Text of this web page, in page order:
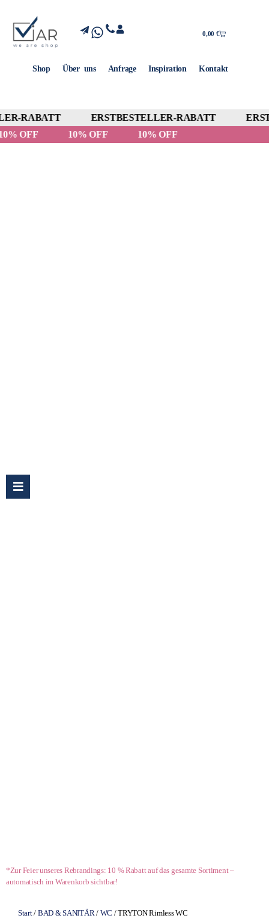
0,00 €
Shop Über uns Anfrage Inspiration Kontakt
RABATT ERSTBESTELLER-RABATT
10% OFF
10% OFF 10% OFF
*Zur Feier unseres Rebrandings: 10 % Rabatt auf das gesamte Sortiment –
automatisch im Warenkorb sichtbar!
Start/ BAD & SANITÄR / WC / TRYTON Rimless WC